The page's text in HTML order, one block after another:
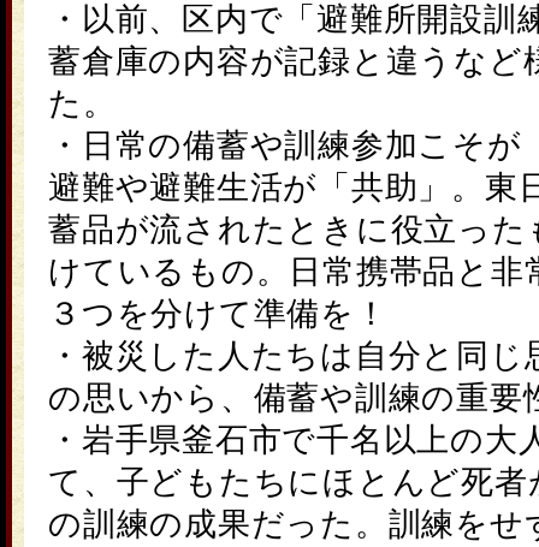
・以前、区内で「避難所開設
蓄倉庫の内容が記録と違うなど
た。
・日常の備蓄や訓練参加こそ
避難や避難生活が「共助」。 東
蓄品が流されたときに役立っ
けているもの。日常携帯品と非
３つを分けて準備を！
・被災した人たちは自分と同
の思いから、備蓄や訓練の重要
・岩手県釜石市で千名以上の
て、子どもたちにほとんど死
の訓練の成果だった。訓練を